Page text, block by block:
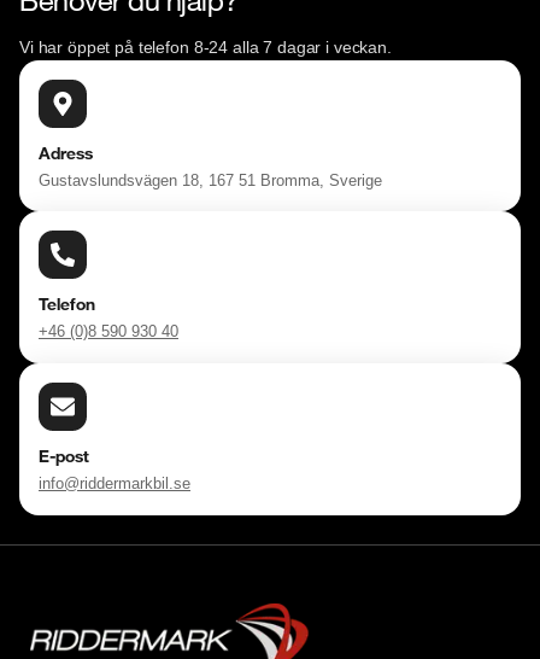
Vi har öppet på telefon 8-24 alla 7 dagar i veckan.
Adress
Gustavslundsvägen 18, 167 51 Bromma, Sverige
Telefon
+46 (0)8 590 930 40
E-post
info@riddermarkbil.se